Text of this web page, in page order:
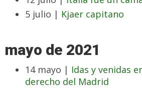
5 julio | Kjaer capitano
mayo de 2021
14 mayo | Idas y venidas
derecho del Madrid